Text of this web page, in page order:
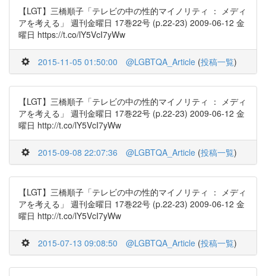
【LGT】三橋順子「テレビの中の性的マイノリティ ： メディ
アを考える」 週刊金曜日 17巻22号 (p.22-23) 2009-06-12 金
曜日 https://t.co/lY5VcI7yWw
2015-11-05 01:50:00 @LGBTQA_Article (投稿一覧)
【LGT】三橋順子「テレビの中の性的マイノリティ ： メディ
アを考える」 週刊金曜日 17巻22号 (p.22-23) 2009-06-12 金
曜日 http://t.co/lY5VcI7yWw
2015-09-08 22:07:36 @LGBTQA_Article (投稿一覧)
【LGT】三橋順子「テレビの中の性的マイノリティ ： メディ
アを考える」 週刊金曜日 17巻22号 (p.22-23) 2009-06-12 金
曜日 http://t.co/lY5VcI7yWw
2015-07-13 09:08:50 @LGBTQA_Article (投稿一覧)